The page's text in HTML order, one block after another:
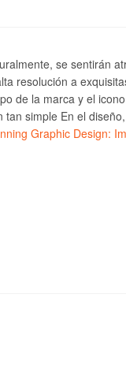
se sentirán
resolución a
de la marca y el
simple En el
Graphic Design: